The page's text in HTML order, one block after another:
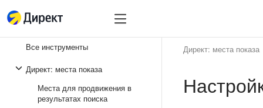
Инструменты
Реклама в
Все инструменты
Директ: места показа
Места для продвижения в
результатах поиска
Директ: места показа